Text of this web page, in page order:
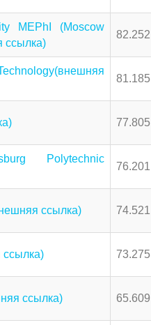
MEPhI (Moscow
ссылка)
82.252
81.185
77.805
Polytechnic
76.201
ссылка) 74.521
ссылка) 73.275
ссылка) 65.609